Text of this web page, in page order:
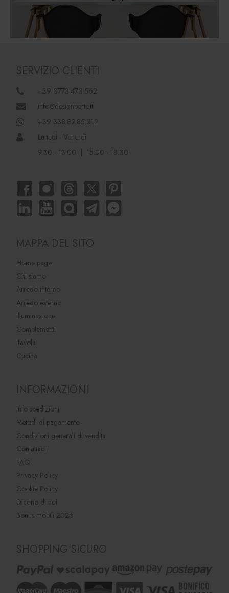
SERVIZIO CLIENTI
+39 0773.470.562
info@designperte.it
+39 338.82.85.012
Lunedì - Venerdì
9.30 - 13.00 | 15.00 - 18.00
MAPPA DEL SITO
Home page
Chi siamo
Arredo interno
Arredo esterno
Illuminazione
Complementi
Tavola
Cucina
INFORMAZIONI
Info spedizioni
Metodi di pagamento
Condizioni generali di vendita
Contattaci
FAQ
Privacy Policy
Cookie Policy
Dicono di noi
Bonus mobili 2026
SHOPPING SICURO